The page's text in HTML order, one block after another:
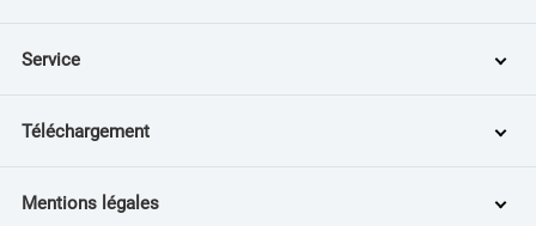
Service
Téléchargement
Mentions légales